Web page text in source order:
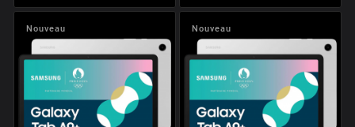
Nouveau Nouveau